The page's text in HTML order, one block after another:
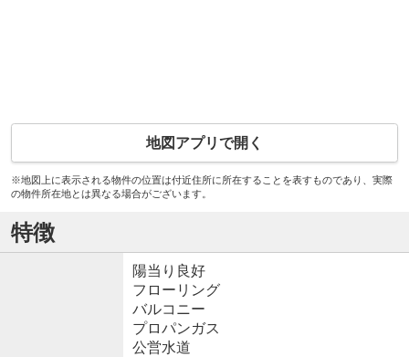
地図アプリで開く
※地図上に表示される物件の位置は付近住所に所在することを表すものであり、実際
の物件所在地とは異なる場合がございます。
特徴
陽当り良好
フローリング
バルコニー
プロパンガス
公営水道